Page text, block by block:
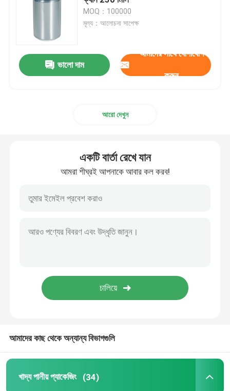
পানীয় কাচের বোতল
স্টোরেজ স্টোরেজ সরঞ্জাম
অ্যালুমিনিয়াম বিয়ার ক্যান
বায়োডিগ্রেডেবল পেপার ফুড প্যাকেজিং
কাস্টম স্টিকার লেবেল
MOQ：100000
মূল্য：আলোচনা সাপেক্ষ
ভালো দাম
আমাদের সাথে যোগাযোগ
করুন
আরো দেখুন
একটি বার্তা রেখে যান
আমরা শীঘ্রই আপনাকে আবার কল করব!
আমাদের কাছ থেকে অন্যান্য বিভাগগুলি
খাদ্য পানীয় প্যাকেজিং (34)